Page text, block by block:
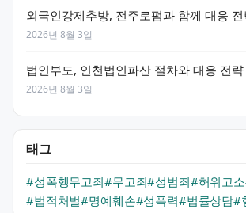
외국인강제추방, 전주로펌과 함께 대응
2026년 8월 3일
법인부도, 인천법인파산 절차와 대응 전
2026년 8월 3일
태그
#성폭행무고죄#무고죄#성범죄#허위고소
#법적처벌#명예훼손#성폭력#법률상담#